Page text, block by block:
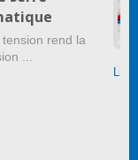
rend la
...
Lire